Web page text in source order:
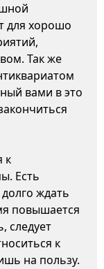
для хорошо
Так же
вами в это
к
Есть
ждать
повышается
следует
к
на пользу.